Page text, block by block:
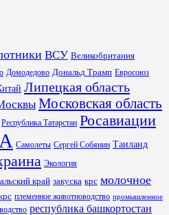
ВСУ Великобритания
Домодедово Дональд Трамп Евросоюз
Липецкая область
Московская область
Республика Татарстан Росавиации
Самолеты Сергей Собянин Таиланд
Экология
край закуска крс молочное
племенное животноводство промышленное
республика башкортостан